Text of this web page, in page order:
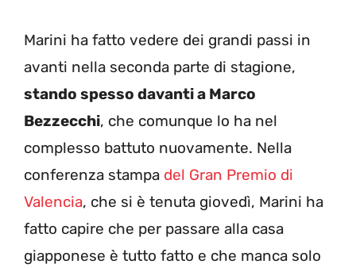
Marini ha fatto vedere dei grandi passi in
avanti nella seconda parte di stagione,
stando spesso davanti a Marco
Bezzecchi, che comunque lo ha nel
complesso battuto nuovamente. Nella
conferenza stampa del Gran Premio di
Valencia, che si è tenuta giovedì, Marini ha
fatto capire che per passare alla casa
giapponese è tutto fatto e che manca solo